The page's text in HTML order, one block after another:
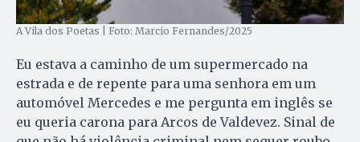
A Vila dos Poetas | Foto: Marcio Fernandes/2025
Eu estava a caminho de um supermercado na
estrada e de repente para uma senhora em um
automóvel Mercedes e me pergunta em inglês se
eu queria carona para Arcos de Valdevez. Sinal de